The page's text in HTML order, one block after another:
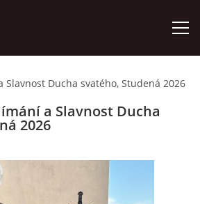
Ducha svatého, Studená 2026
a Slavnost Ducha
2026